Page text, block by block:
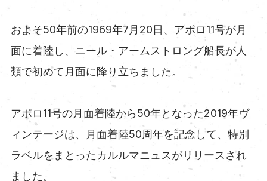
およそ50年前の1969年7月20日、アポロ11号が月
面に着陸し、ニール・アームストロング船長が人
類で初めて月面に降り立ちました。
アポロ11号の月面着陸から50年となった2019年ヴ
ィンテージは、月面着陸50周年を記念して、特別
ラベルをまとったカルルマニュスがリリースされ
ました。